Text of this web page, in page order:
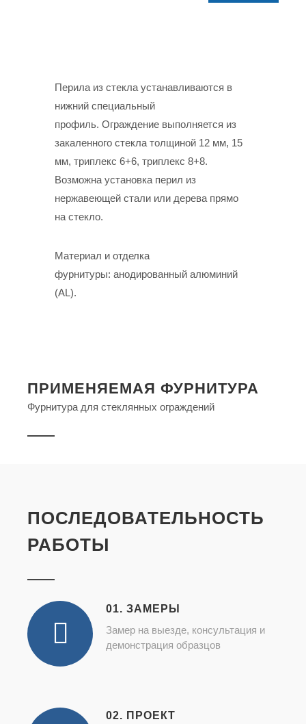
Перила из стекла устанавливаются в
нижний специальный
профиль. Ограждение выполняется из
закаленного стекла толщиной 12 мм, 15
мм, триплекс 6+6, триплекс 8+8.
Возможна установка перил из
нержавеющей стали или дерева прямо
на стекло.
Материал и отделка
фурнитуры: анодированный алюминий
(AL).
ПРИМЕНЯЕМАЯ ФУРНИТУРА
Фурнитура для стеклянных ограждений
ПОСЛЕДОВАТЕЛЬНОСТЬ
РАБОТЫ
01. ЗАМЕРЫ
Замер на выезде, консультация и
демонстрация образцов
02. ПРОЕКТ